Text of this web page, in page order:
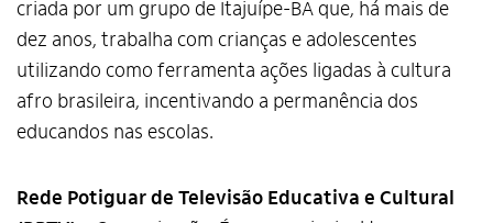
criada por um grupo de Itajuípe-BA que, há mais de
dez anos, trabalha com crianças e adolescentes
utilizando como ferramenta ações ligadas à cultura
afro brasileira, incentivando a permanência dos
educandos nas escolas.
Rede Potiguar de Televisão Educativa e Cultural